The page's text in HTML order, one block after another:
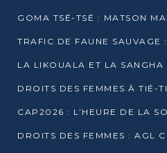
CAP2026 : L’HEURE DE LA